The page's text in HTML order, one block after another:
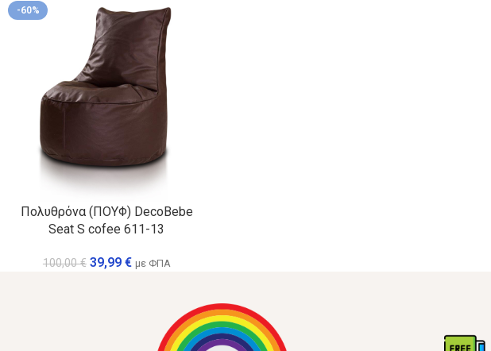
-60%
Πολυθρόνα (ΠΟΥΦ) DecoBebe
Seat S cofee 611-13
100,00€ 39,99 € με ΦΠΑ